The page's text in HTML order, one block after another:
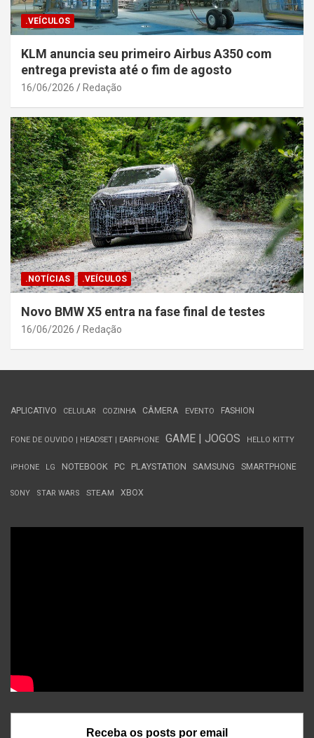
.VEÍCULOS
KLM anuncia seu primeiro Airbus A350 com
entrega prevista até o fim de agosto
16/06/2026 Redação
.NOTÍCIAS .VEÍCULOS
Novo BMW X5 entra na fase final de testes
16/06/2026 Redação
APLICATIVO CELULAR COZINHA CÂMERA EVENTO FASHION
FONE DE OUVIDO | HEADSET | EARPHONE GAME | JOGOS HELLO KITTY
iPHONE LG NOTEBOOK PC PLAYSTATION SAMSUNG SMARTPHONE
SONY STAR WARS STEAM XBOX
Receba os posts por email